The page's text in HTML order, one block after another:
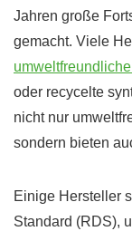
Jahren große
gemacht. Viele
oder recycelte
nicht nur
sondern bieten
Einige Hersteller
Standard (RDS),